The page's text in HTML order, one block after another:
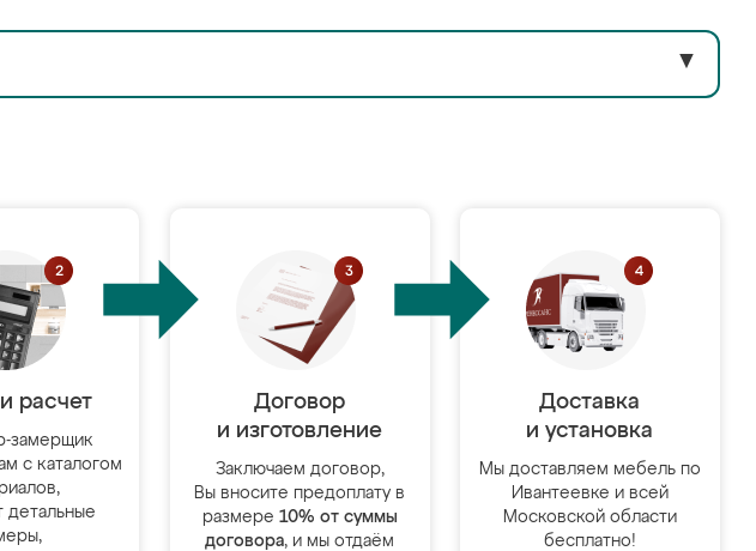
▼
расчет
замерщик
с каталогом
детальные
Договор
и изготовление
Заключаем договор,
Вы вносите предоплату в
размере 10% от суммы
договора, и мы отдаём
Доставка
и установка
Мы доставляем мебель по
Ивантеевке и всей
Московской области
бесплатно!